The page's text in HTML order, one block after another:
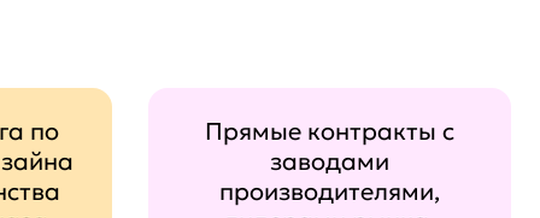
по
Прямые контракты с
заводами
производителями,